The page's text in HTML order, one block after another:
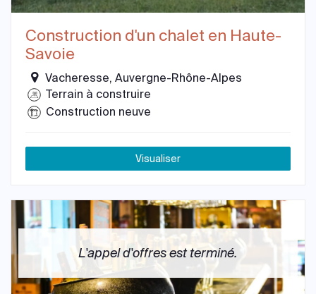
Construction d'un chalet en Haute-
Savoie
Vacheresse, Auvergne-Rhône-Alpes
Terrain à construire
Construction neuve
Visualiser
L'appel d'offres est terminé.